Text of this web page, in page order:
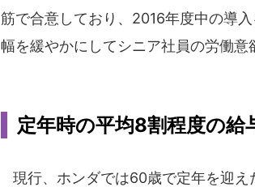
筋で合意しており、2016年度中の導
幅を緩やかにしてシニア社員の労働意
定年時の平均8割程度の給
現行、ホンダでは60歳で定年を迎え